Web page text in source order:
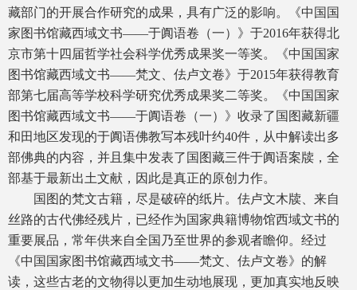
藏部门的开展合作研究的成果，具有广泛的影响。《中国国
家图书馆藏西域文书——于阗语卷（一）》于2016年获得北
京市第十四届哲学社会科学优秀成果奖一等奖。《中国国家
图书馆藏西域文书——梵文、佉卢文卷》于2015年获得教育
部第七届高等学校科学研究优秀成果奖二等奖。《中国国家
图书馆藏西域文书——于阗语卷（一）》收录了国图藏新疆
和田地区发现的于阗语佛教写本残叶约40件，从中解读出多
部佛典的内容，并且集中发表了国图藏三件于阗语案牍，全
部基于最新出土文献，因此是真正的原创力作。
国图的梵文古籍，尽是破碎的纸片。佉卢文木牍、来自
丝路的古代佛经残片，已经作为国家典籍博物馆西域文书的
重要展品，常年供来自全国乃至世界的参观者瞻仰。经过
《中国国家图书馆藏西域文书——梵文、佉卢文卷》的解
读，这些古老的文物得以更加生动地展现，更加真实地反映